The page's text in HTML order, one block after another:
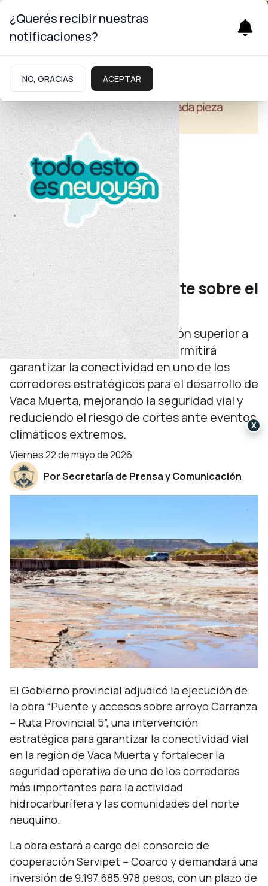
Turismo
Ruta provincial 5
Provincia adjudicó la
construcción del puente sobre el
arroyo Carranza
La obra demandará una inversión superior a
los 9 mil millones de pesos y permitirá
garantizar la conectividad en uno de los
corredores estratégicos para el desarrollo de
Vaca Muerta, mejorando la seguridad vial y
reduciendo el riesgo de cortes ante eventos
climáticos extremos.
viernes 22 de mayo de 2026
Por Secretaría de Prensa y Comunicación
El Gobierno provincial adjudicó la ejecución de
la obra “Puente y accesos sobre arroyo Carranza
– Ruta Provincial 5”, una intervención
estratégica para garantizar la conectividad vial
en la región de Vaca Muerta y fortalecer la
seguridad operativa de uno de los corredores
más importantes para la actividad
hidrocarburífera y las comunidades del norte
neuquino.
La obra estará a cargo del consorcio de
cooperación Servipet – Coarco y demandará una
inversión de 9.197.685.978 pesos, con un plazo de
¿Querés recibir nuestras
notificaciones?
NO, GRACIAS ACEPTAR
X